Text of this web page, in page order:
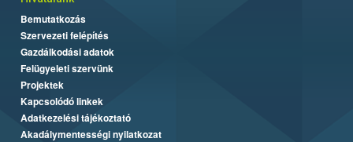
Bemutatkozás
Szervezeti felépítés
Gazdálkodási adatok
Felügyeleti szervünk
Projektek
Kapcsolódó linkek
Adatkezelési tájékoztató
Akadálymentességi nyilatkozat